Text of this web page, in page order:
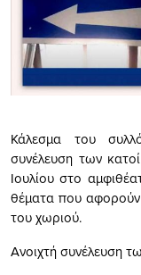
Κάλεσμα του
συνέλευση των
Ιουλίου στο
θέματα που αφορούν
του χωριού.
Ανοιχτή συνέλευση